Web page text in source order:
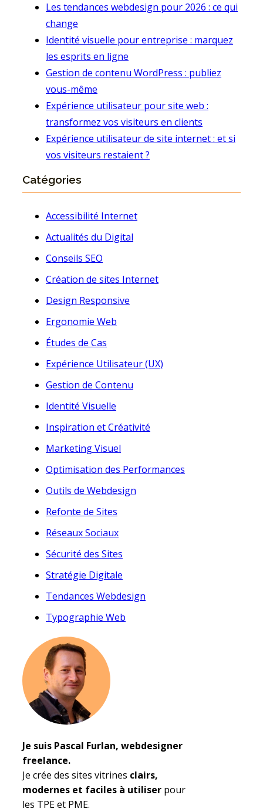
Les tendances webdesign pour 2026 : ce qui
change
Identité visuelle pour entreprise : marquez
les esprits en ligne
Gestion de contenu WordPress : publiez
vous-même
Expérience utilisateur pour site web :
transformez vos visiteurs en clients
Expérience utilisateur de site internet : et si
vos visiteurs restaient ?
Catégories
Accessibilité Internet
Actualités du Digital
Conseils SEO
Création de sites Internet
Design Responsive
Ergonomie Web
Études de Cas
Expérience Utilisateur (UX)
Gestion de Contenu
Identité Visuelle
Inspiration et Créativité
Marketing Visuel
Optimisation des Performances
Outils de Webdesign
Refonte de Sites
Réseaux Sociaux
Sécurité des Sites
Stratégie Digitale
Tendances Webdesign
Typographie Web
Je suis Pascal Furlan, webdesigner
freelance.
Je crée des sites vitrines clairs,
modernes et faciles à utiliser pour
les TPE et PME.